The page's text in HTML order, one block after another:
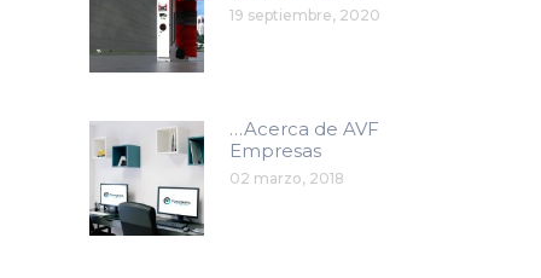
19 septiembre, 2020
…Acerca de AVF
Empresas
02 marzo, 2018